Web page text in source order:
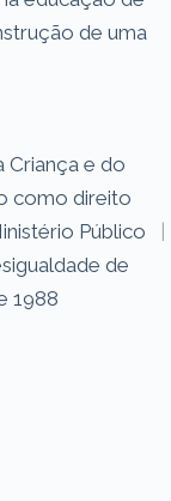
de uma
Criança e do
como direito
Público
|
de
1988